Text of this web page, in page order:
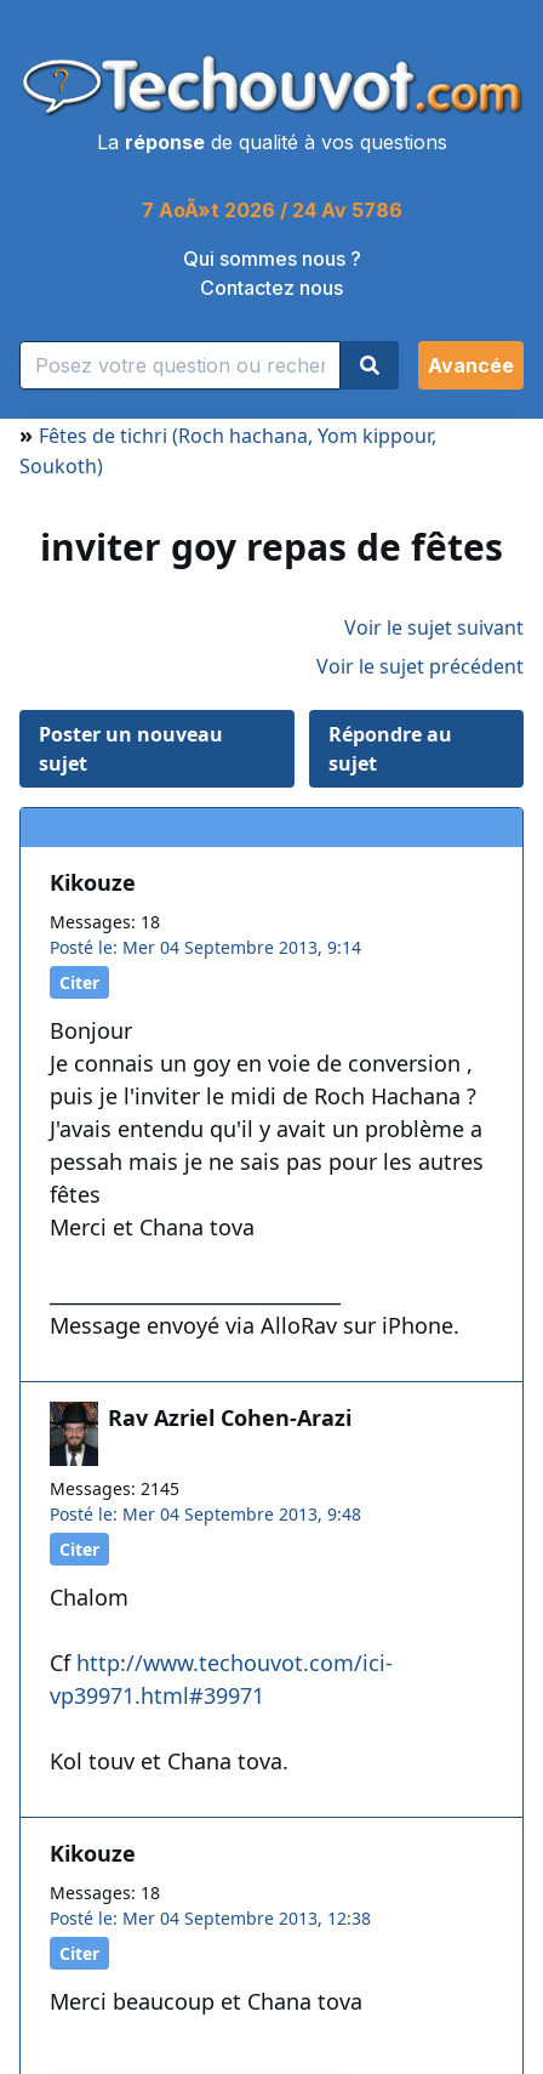
La réponsede qualité à vos questions
7 AoÃ»t 2026 / 24 Av 5786
Qui sommes nous ?
Contactez nous
Avancée
» Fêtes de tichri (Roch hachana, Yom kippour,
Soukoth)
inviter goy repas de fêtes
Voir le sujet suivant
Voir le sujet précédent
Poster un nouveau
sujet
Répondre au
sujet
Kikouze
Messages: 18
Posté le: Mer 04 Septembre 2013, 9:14
Citer
Bonjour
Je connais un goy en voie de conversion ,
puis je l'inviter le midi de Roch Hachana ?
J'avais entendu qu'il y avait un problème a
pessah mais je ne sais pas pour les autres
fêtes
Merci et Chana tova
Message envoyé via AlloRav sur iPhone.
Rav Azriel Cohen-Arazi
Messages: 2145
Posté le: Mer 04 Septembre 2013, 9:48
Citer
Chalom
Cf http://www.techouvot.com/ici-
vp39971.html#39971
Kol touv et Chana tova.
Kikouze
Messages: 18
Posté le: Mer 04 Septembre 2013, 12:38
Citer
Merci beaucoup et Chana tova